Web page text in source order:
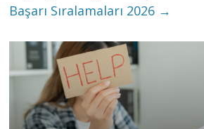
Başarı Sıralamaları 2026 →